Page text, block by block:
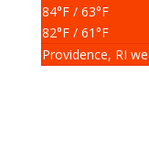
84°F/ 63°F
82°F/ 61°F
Providence, RI